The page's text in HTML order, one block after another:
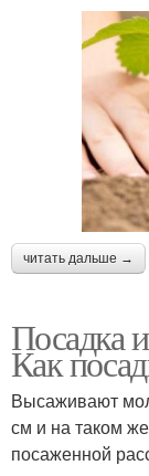
читать дальше →
Посадка
Как
Высаживают
см и на таком
посаженной